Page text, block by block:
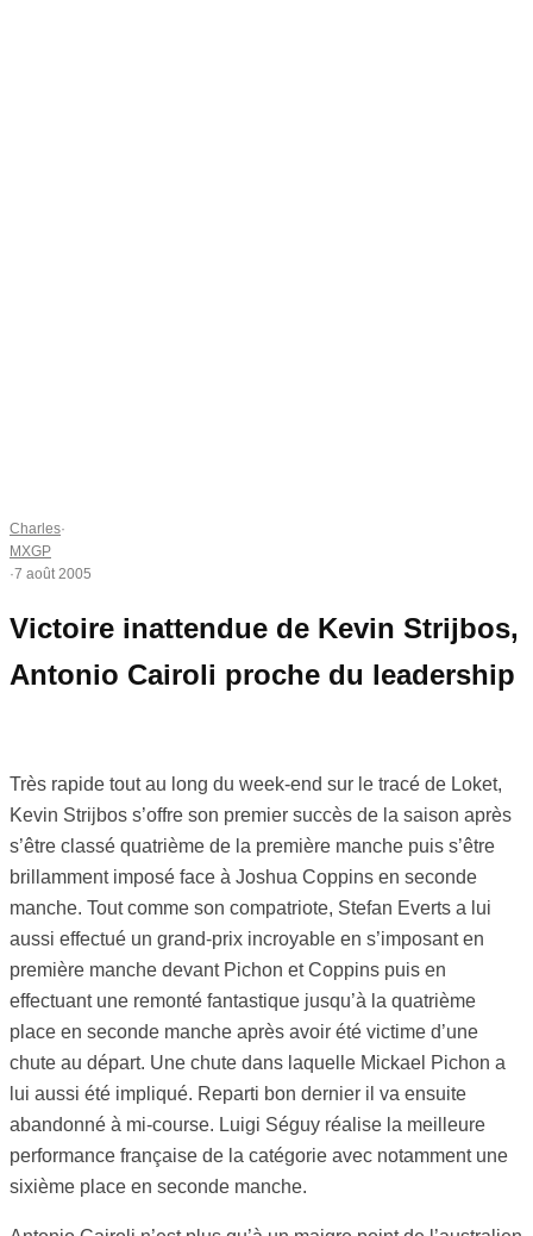
Charles·
MXGP
·7 août 2005
Victoire inattendue de Kevin Strijbos,
Antonio Cairoli proche du leadership
Très rapide tout au long du week-end sur le tracé de Loket,
Kevin Strijbos s’offre son premier succès de la saison après
s’être classé quatrième de la première manche puis s’être
brillamment imposé face à Joshua Coppins en seconde
manche. Tout comme son compatriote, Stefan Everts a lui
aussi effectué un grand-prix incroyable en s’imposant en
première manche devant Pichon et Coppins puis en
effectuant une remonté fantastique jusqu’à la quatrième
place en seconde manche après avoir été victime d’une
chute au départ. Une chute dans laquelle Mickael Pichon a
lui aussi été impliqué. Reparti bon dernier il va ensuite
abandonné à mi-course. Luigi Séguy réalise la meilleure
performance française de la catégorie avec notamment une
sixième place en seconde manche.